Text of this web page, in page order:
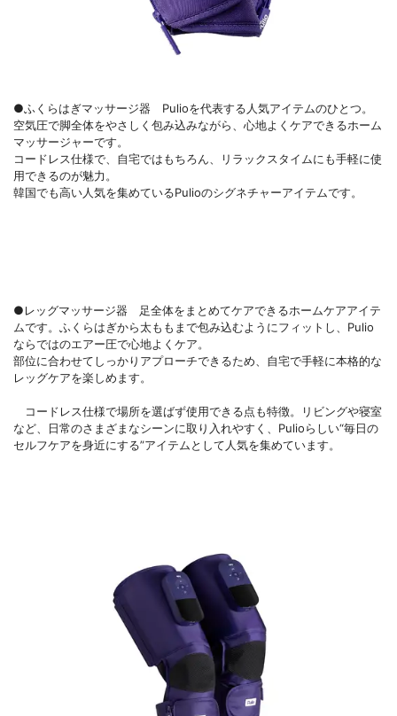
●ふくらはぎマッサージ器 Pulioを代表する人気アイテムのひとつ。
空気圧で脚全体をやさしく包み込みながら、心地よくケアできるホーム
マッサージャーです。
コードレス仕様で、自宅ではもちろん、リラックスタイムにも手軽に使
用できるのが魅力。
韓国でも高い人気を集めているPulioのシグネチャーアイテムです。
●レッグマッサージ器 足全体をまとめてケアできるホームケアアイテ
ムです。ふくらはぎから太ももまで包み込むようにフィットし、Pulio
ならではのエアー圧で心地よくケア。
部位に合わせてしっかりアプローチできるため、自宅で手軽に本格的な
レッグケアを楽しめます。
コードレス仕様で場所を選ばず使用できる点も特徴。リビングや寝室
など、日常のさまざまなシーンに取り入れやすく、Pulioらしい“毎日の
セルフケアを身近にする”アイテムとして人気を集めています。